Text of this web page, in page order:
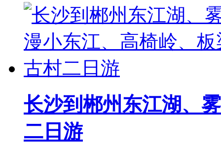
长沙到郴州东江湖、
二日游